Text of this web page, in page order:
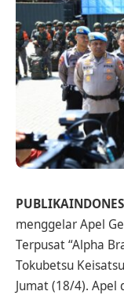
menggelar Apel
Terpusat “Alpha
Tokubetsu
Jumat (18/4). Apel